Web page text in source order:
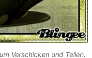
Verschicken und Teilen.